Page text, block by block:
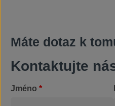
Máte dotaz k
Kontaktujte
Jméno *